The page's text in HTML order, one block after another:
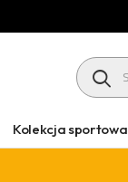
Kolekcja sportowa